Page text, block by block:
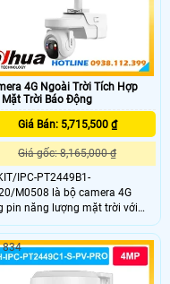
4G Ngoài Trời Tích Hợp
Pin Mặt Trời Báo Động
Giá Bán: 5,715,500 ₫
Giá gốc: 8,165,000 ₫
IPC-PT2449B1-
M0508 là bộ camera 4G
pin năng lượng mặt trời với
ghi hình 4MP đàm thoại 2
hồng ngoại 30m, chống
sáng DWDR và khả năng lưu
thẻ nhớ 512GB. Camea này
834